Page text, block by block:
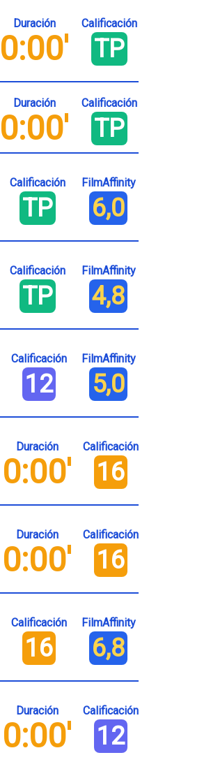
Duración
0:00'
Calificación
TP
Duración
0:00'
Calificación
TP
Calificación
TP
FilmAffinity
6,0
Calificación
TP
FilmAffinity
4,8
Calificación
12
FilmAffinity
5,0
Duración
0:00'
Calificación
16
Duración
0:00'
Calificación
16
Calificación
16
FilmAffinity
6,8
Duración
0:00'
Calificación
12